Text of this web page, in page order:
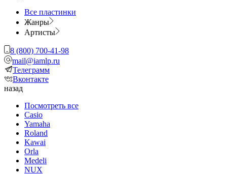
Все пластинки
Жанры
Артисты
8 (800) 700-41-98
mail@iamlp.ru
Телеграмм
Вконтакте
назад
Посмотреть все
Casio
Yamaha
Roland
Kawai
Orla
Medeli
NUX